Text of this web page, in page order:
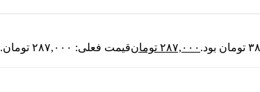
۲۸۷,۰۰۰ تومانقیمت فعلی: ۲۸۷,۰۰۰ تومان.